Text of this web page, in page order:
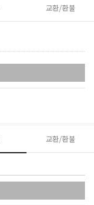
교환/환불
교환/환불